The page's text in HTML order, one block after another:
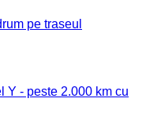
pe traseul
Y - peste 2.000 km cu